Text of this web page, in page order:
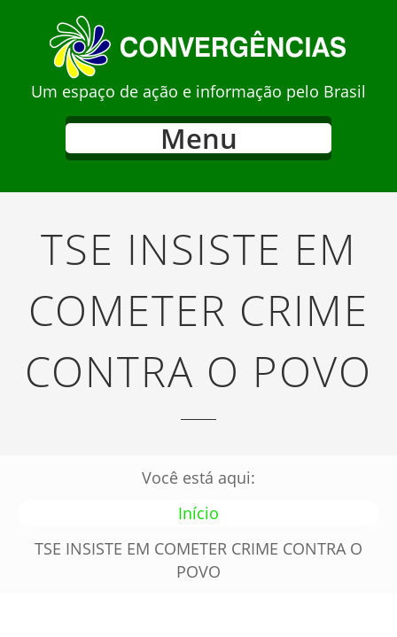
Um espaço de ação e informação pelo Brasil
Menu
TSE INSISTE EM
COMETER CRIME
CONTRA O POVO
Você está aqui:
Início
TSE INSISTE EM COMETER CRIME CONTRA O
POVO